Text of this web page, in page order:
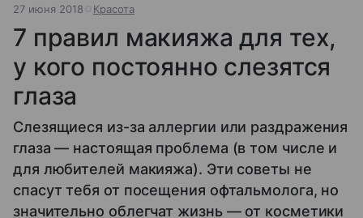
27 июня 2018 Красота
7 правил макияжа для тех,
у кого постоянно слезятся
глаза
Слезящиеся из-за аллергии или раздражения
глаза — настоящая проблема (в том числе и
для любителей макияжа). Эти советы не
спасут тебя от посещения офтальмолога, но
значительно облегчат жизнь — от косметики